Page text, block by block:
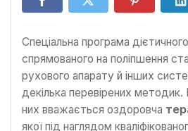
Спеціальна програма
спрямованого на поліпшення
рухового апарату й інших
декілька перевірених
них вважається оздоровча
якої під наглядом